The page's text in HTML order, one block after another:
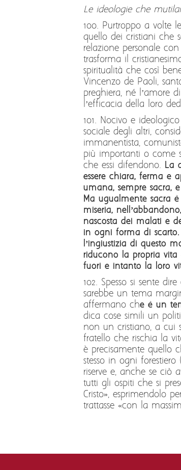
Le ideologie che
100. Purtroppo a volte
quello dei cristiani che
relazione personale
trasforma il
spiritualità che così
Vincenzo de Paoli,
preghiera, né l’amore
l’efficacia della loro
101. Nocivo e
sociale degli altri,
immanentista,
più importanti o come
che essi difendono. La
essere chiara, ferma e
umana, sempre sacra,
Ma ugualmente sacra
miseria,
nascosta dei malati e
in ogni forma di
l’ingiustizia di questo
riducono la propria
fuori e intanto la loro
102. Spesso si sente
sarebbe un tema
affermano che è un
dica cose simili un
non un cristiano, a cui
fratello che rischia la
è precisamente quello
stesso in ogni forestiero
riserve e, anche se ciò
tutti gli ospiti che si
Cristo», esprimendolo
trattasse «con la